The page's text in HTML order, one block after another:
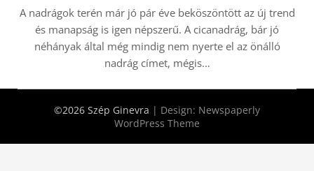
A nadrágok terén már jó pár éve beköszöntött az új trend
és manapság is igen népszerű. A cicanadrág, bár jó
néhányak által még mindig nem nyerte el az önálló
nadrág címet, mégis…
©2026 Szép Ginevra | Design: Newspaperly
WordPress Theme